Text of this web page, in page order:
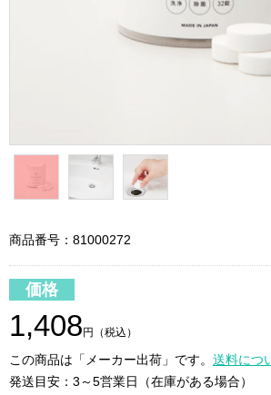
商品番号：81000272
価格
1,408 円（税込）
この商品は「メーカー出荷」です。 送料につ
発送目安：3～5営業日（在庫がある場合）